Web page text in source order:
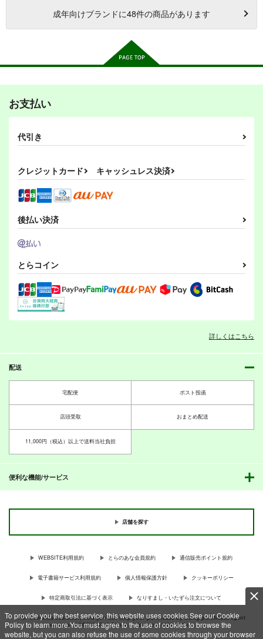
To provide you the best service, this website uses cookies.See our Cookie
Policy to learn more.You must agree to the use of cookies to browse the
website, but you can also refuse the use of some cookies through your browser
成年向けブランドに48件の商品があります
お支払い
代引き
クレジットカード キャッシュレス決済
後払い決済
とらコイン
詳しくはこちら
配送
宅配便 ポスト投函
店頭受取 おまとめ配送
11,000円（税込）以上で送料当社負担
便利な機能/サービス
店舗を探す
WEBSITE利用規約 とらのあな会員規約 通信販売ポイント規約
電子書籍サービス利用規約 個人情報保護方針 クッキーポリシー
特定商取引法に基づく表示 なりすまし・いたずら注文について
For Overseas customer, now you can ship your purchases by using purchases agent
services “AOCS”! Click {more…} for more information …more